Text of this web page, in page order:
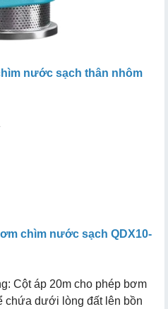
nước sạch thân nhôm
chìm nước sạch QDX10-
Cột áp 20m cho phép bơm
chứa dưới lòng đất lên bồn